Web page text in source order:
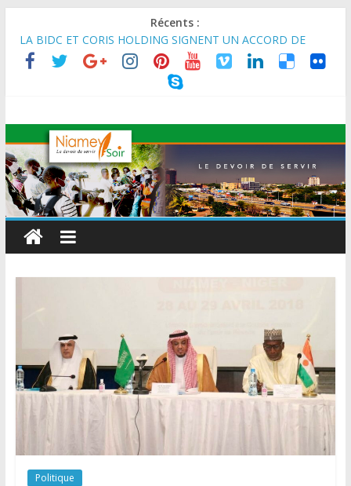
Récents :
MARADI : Le Président de la République, Chef de l’État, S.E le
Général d’Armée Abdourahamane Tiani, est arrivé à Maradi
pour la célébration de la 3ᵉ édition de la Journée Nationale de
FINANCEMENT DE 80 MILLIONS D’EUROS POUR
RENFORCER LES CHAÎNES DE VALEUR ALIMENTAIRES,
ÉNERGÉTIQUES ET AGRICOLES EN AFRIQUE DE L’OUEST
SEMAINE DU KAWAR 2026: Le Ministre de l’Intérieur, le
Général de Division Mohamed TOUMBA a reçu en audience
son homologue du Burkina Faso et délégation du Kawar.
BANQUE MONDIALE : L’IA offre un levier vital aux économies
en développement en panne de croissance (Communiqué)
ministres en charge de l’Environnement du Burkina Faso et du
Politique